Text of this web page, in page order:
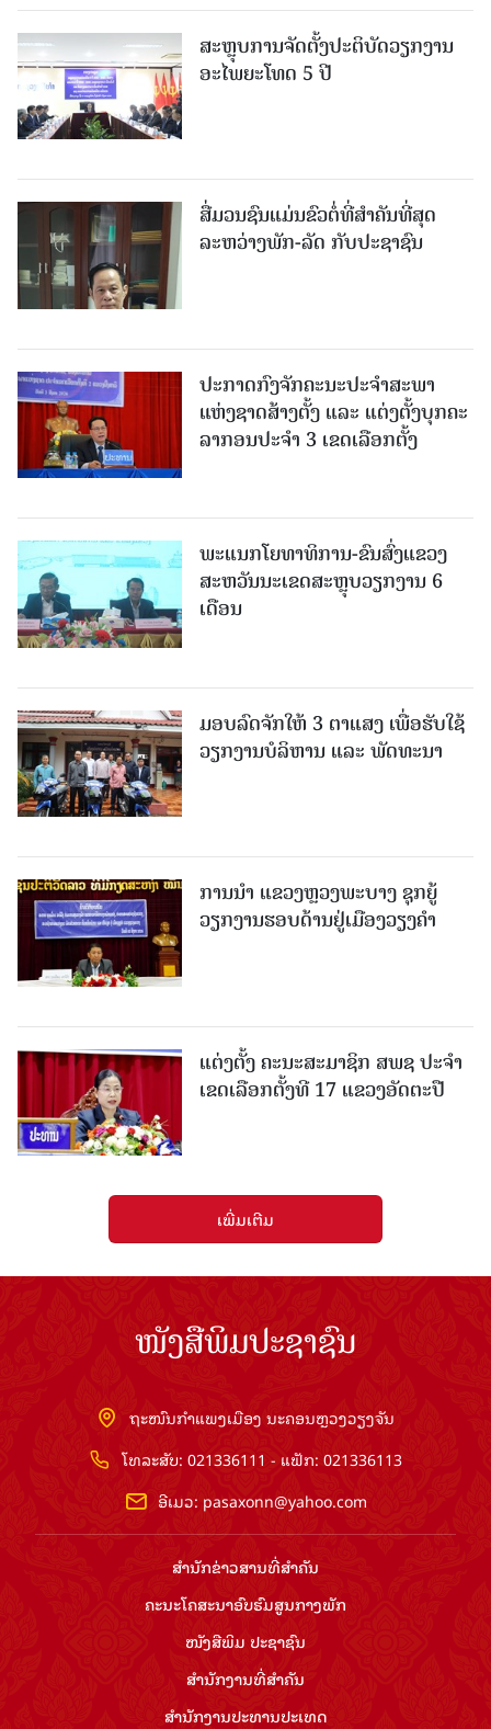
ສະຫຼຸບການຈັດຕັ້ງປະຕິບັດວຽກງານ
ອະໄພຍະໂທດ 5 ປີ
ສື່ມວນຊົນແມ່ນຂົວຕໍ່ທີ່ສໍາຄັນທີ່ສຸດ
ລະຫວ່າງພັກ-ລັດ ກັບປະຊາຊົນ
ປະກາດກົງຈັກຄະນະປະຈໍາສະພາ
ແຫ່ງຊາດສ້າງຕັ້ງ ແລະ ແຕ່ງຕັ້ງບຸກຄະ
ລາກອນປະຈໍາ 3 ເຂດເລືອກຕັ້ງ
ພະແນກໂຍທາທິການ-ຂົນສົ່ງແຂວງ
ສະຫວັນນະເຂດສະຫຼຸບວຽກງານ 6
ເດືອນ
ມອບລົດຈັກໃຫ້ 3 ຕາແສງ ເພື່ອຮັບໃຊ້
ວຽກງານບໍລິຫານ ແລະ ພັດທະນາ
ການນຳ ແຂວງຫຼວງພະບາງ ຊຸກຍູ້
ວຽກງານຮອບດ້ານຢູ່ເມືອງວຽງຄໍາ
ແຕ່ງຕັ້ງ ຄະນະສະມາຊິກ ສພຊ ປະຈຳ
ເຂດເລືອກຕັ້ງທີ 17 ແຂວງອັດຕະປື
ເພີ່ມເຕີມ
ໜັງສືພິມປະຊາຊົນ
ຖະໜົນກຳແພງເມືອງ ນະຄອນຫຼວງວຽງຈັນ
ໂທລະສັບ: 021336111 - ແຟັກ: 021336113
ອີເມວ: pasaxonn@yahoo.com
ສຳ​ນັກ​ຂ່າວ​ສານ​ທີ່​ສຳ​ຄັນ​
ຄະນະໂຄສະນາອົບຮົມ​ສູນ​ກາງ​ພັກ
ໜັງສືພິມ ປະ​ຊາ​ຊົນ
ສຳ​ນັກ​ງານ​ທີ່​ສຳ​ຄັນ
ສຳ​ນັກ​ງານ​ປະ​ທານ​ປະ​ເທດ